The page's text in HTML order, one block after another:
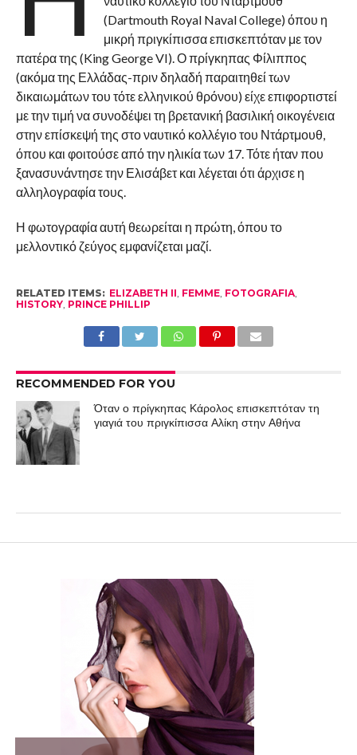
(Dartmouth Royal Naval College) όπου η
μικρή πριγκίπισσα επισκεπτόταν με τον
πατέρα της (King George VI). Ο πρίγκηπας Φίλιππος
(ακόμα της Ελλάδας-πριν δηλαδή παραιτηθεί των
δικαιωμάτων του τότε ελληνικού θρόνου) είχε επιφορτιστεί
με την τιμή να συνοδέψει τη βρετανική βασιλική οικογένεια
στην επίσκεψή της στο ναυτικό κολλέγιο του Ντάρτμουθ,
όπου και φοιτούσε από την ηλικία των 17. Τότε ήταν που
ξανασυνάντησε την Ελισάβετ και λέγεται ότι άρχισε η
αλληλογραφία τους.
Η φωτογραφία αυτή θεωρείται η πρώτη, όπου το
μελλοντικό ζεύγος εμφανίζεται μαζί.
RELATED ITEMS: ELIZABETH II, FEMME, FOTOGRAFIA,
HISTORY, PRINCE PHILLIP
RECOMMENDED FOR YOU
Όταν ο πρίγκηπας Κάρολος επισκεπτόταν τη
γιαγιά του πριγκίπισσα Αλίκη στην Αθήνα